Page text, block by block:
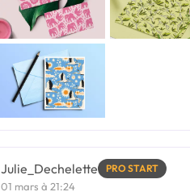
Julie_Dechelette PRO START
01 mars à 21:24